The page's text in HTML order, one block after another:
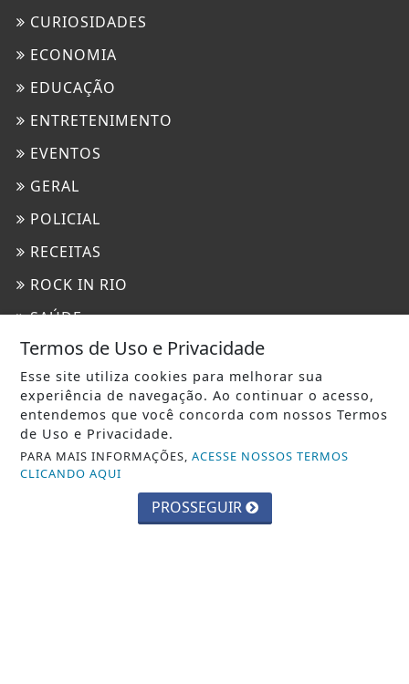
CURIOSIDADES
ECONOMIA
EDUCAÇÃO
ENTRETENIMENTO
EVENTOS
GERAL
POLICIAL
RECEITAS
ROCK IN RIO
SAÚDE
TRÂNSITO
TURISMO
INFORMAÇÕES
CONTATO
PAINEL DO USUÁRIO
Termos de Uso e Privacidade
Esse site utiliza cookies para melhorar sua
experiência de navegação. Ao continuar o acesso,
entendemos que você concorda com nossos Termos
de Uso e Privacidade.
PARA MAIS INFORMAÇÕES,ACESSE NOSSOS TERMOS
CLICANDO AQUI
PROSSEGUIR